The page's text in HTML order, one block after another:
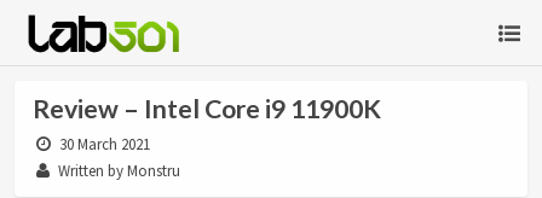
Review – Intel Core i9 11900K
30 March 2021
Written by Monstru